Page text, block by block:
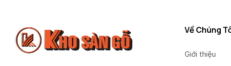
Về Chúng
Giới thiệu